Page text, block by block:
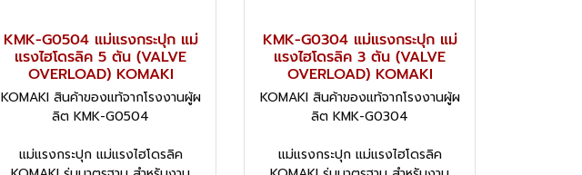
KMK-G0504 แม่แรงกระปุก แม่
แรงไฮโดรลิค 5 ตัน (VALVE
OVERLOAD) KOMAKI
KOMAKI สินค้าของแท้จากโรงงานผู้ผ
ลิต KMK-G0504
แม่แรงกระปุก แม่แรงไฮโดรลิค
KMK-G0304 แม่แรงกระปุก แม่
แรงไฮโดรลิค 3 ตัน (VALVE
OVERLOAD) KOMAKI
KOMAKI สินค้าของแท้จากโรงงานผู้ผ
ลิต KMK-G0304
แม่แรงกระปุก แม่แรงไฮโดรลิค